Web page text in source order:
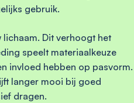
gebruik.
Dit verhoogt het
speelt materiaalkeuze
invloed hebben op pasvorm.
langer mooi bij goed
dragen.